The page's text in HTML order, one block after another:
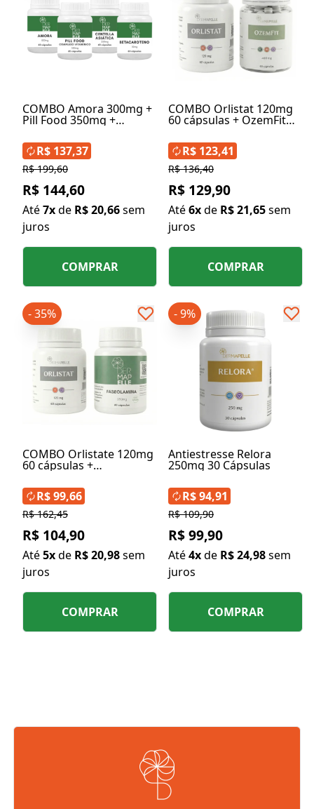
COMBO Amora 300mg +
Pill Food 350mg +
Centella Asiática 250mg
R$ 199,60
R$ 144,60
Até7xde R$ 20,66sem
juros
R$ 137,37
COMPRAR
COMBO Orlistat 120mg
60 cápsulas + OzemFit
400mg 60 cápsulas
R$ 136,40
R$ 129,90
Até6xde R$ 21,65sem
juros
R$ 123,41
COMPRAR
COMBO Orlistate 120mg
60 cápsulas +
Cápsulas
- 35%
R$ 162,45
R$ 104,90
Até5xde R$ 20,98sem
juros
R$ 99,66
COMPRAR
Antiestresse Relora
250mg 30 Cápsulas
- 9%
R$ 109,90
R$ 99,90
Até4xde R$ 24,98sem
juros
R$ 94,91
COMPRAR